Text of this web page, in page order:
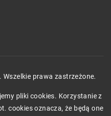
prawa zastrzeżone.
pliki cookies. Korzystanie z
cookies oznacza, że będą one